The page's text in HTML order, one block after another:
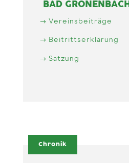
BAD GRÖNENBACH
Vereinsbeiträge
Beitrittserklärung
Satzung
Chronik